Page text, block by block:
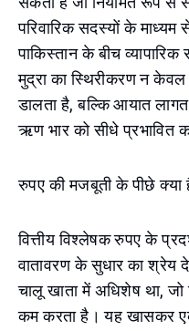
परिवारिक सदस्यों के
पाकिस्तान के बीच
मुद्रा का स्थिरीकरण न केवल
डालता है, बल्कि आयात
ऋण भार को सीधे प्रभावित
रुपए की मजबूती के पीछे क्या
वित्तीय विश्लेषक रुपए के
वातावरण के सुधार का श्रेय
चालू खाता में अधिशेष था, जो
कम करता है। यह खासकर